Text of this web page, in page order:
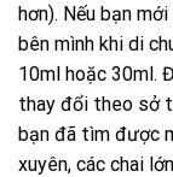
hơn). Nếu bạn
bên mình khi di
10ml hoặc 30ml.
thay đổi theo sở
bạn đã tìm được
xuyên, các chai